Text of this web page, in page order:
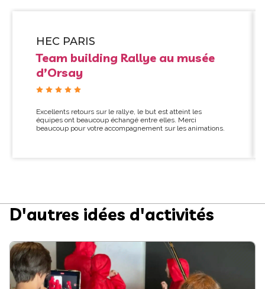
HEC PARIS
Team building Rallye au musée
d’Orsay
Excellents retours sur le rallye, le but est atteint les
équipes ont beaucoup échangé entre elles. Merci
beaucoup pour votre accompagnement sur les animations.
D'autres idées d'activités